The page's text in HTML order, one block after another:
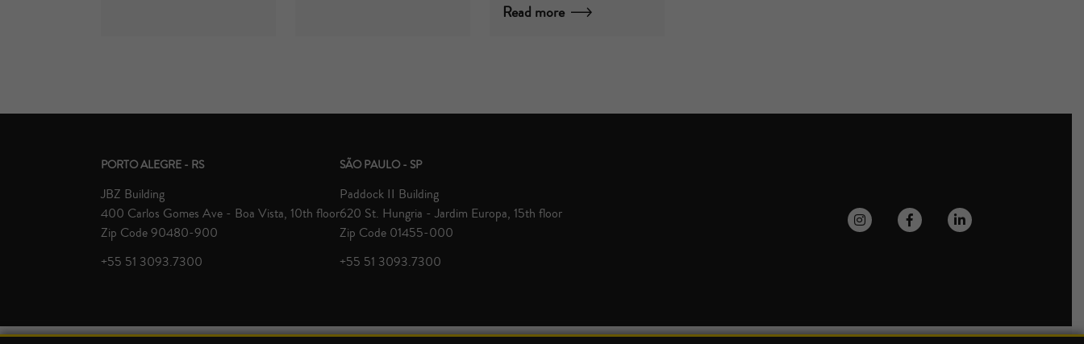
Read more
PORTO ALEGRE - RS
JBZ Building
400 Carlos Gomes Ave - Boa Vista, 10th floor
Zip Code 90480-900
+55 51 3093.7300
SÃO PAULO - SP
Paddock II Building
620 St. Hungria - Jardim Europa, 15th floor
Zip Code 01455-000
+55 51 3093.7300